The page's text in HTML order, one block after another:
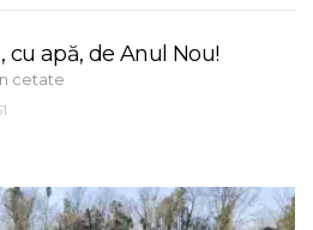
apă, de Anul Nou!
cetate